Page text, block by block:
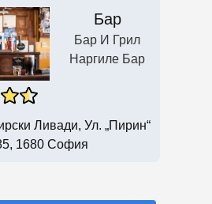
Бар
Бар И Грил
Наргиле Бар
Ливади, Ул. „Пирин“
1680 София